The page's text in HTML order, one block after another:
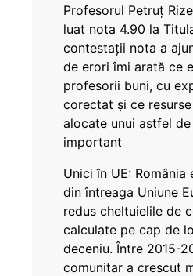
Profesorul Petruț
luat nota 4.90 la
contestații nota a
de erori îmi arată ce
profesorii buni, cu
corectat și ce
alocate unui astfel
important
Unici în UE: România
din întreaga Uniune
redus cheltuielile de
calculate pe cap de
deceniu. Între 2015-
comunitar a crescut